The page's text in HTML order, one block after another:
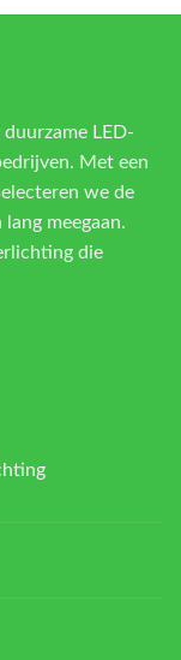
LED-
Met een
we de
meegaan.
die